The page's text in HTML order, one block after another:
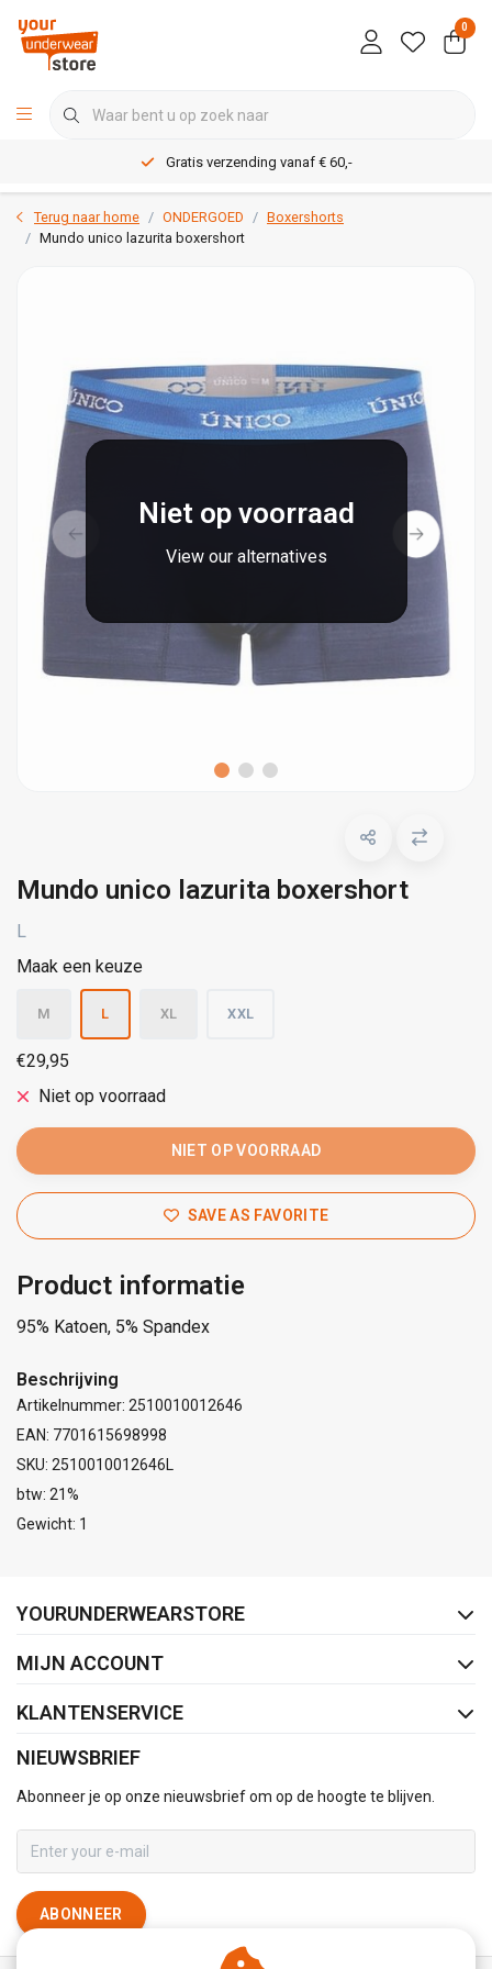
0
Gratis verzending vanaf € 60,-
Terug naar home ONDERGOED
Boxershorts
Mundo unico lazurita boxershort
Niet op voorraad
View our alternatives
Mundo unico lazurita boxershort
L
Maak een keuze
M L XL XXL
€29,95
Niet op voorraad
NIET OP VOORRAAD
SAVE AS FAVORITE
Product informatie
95% Katoen, 5% Spandex
Beschrijving
Artikelnummer: 2510010012646
EAN: 7701615698998
SKU: 2510010012646L
btw: 21%
Gewicht: 1
YOURUNDERWEARSTORE
MIJN ACCOUNT
KLANTENSERVICE
NIEUWSBRIEF
Abonneer je op onze nieuwsbrief om op de hoogte te blijven.
ABONNEER